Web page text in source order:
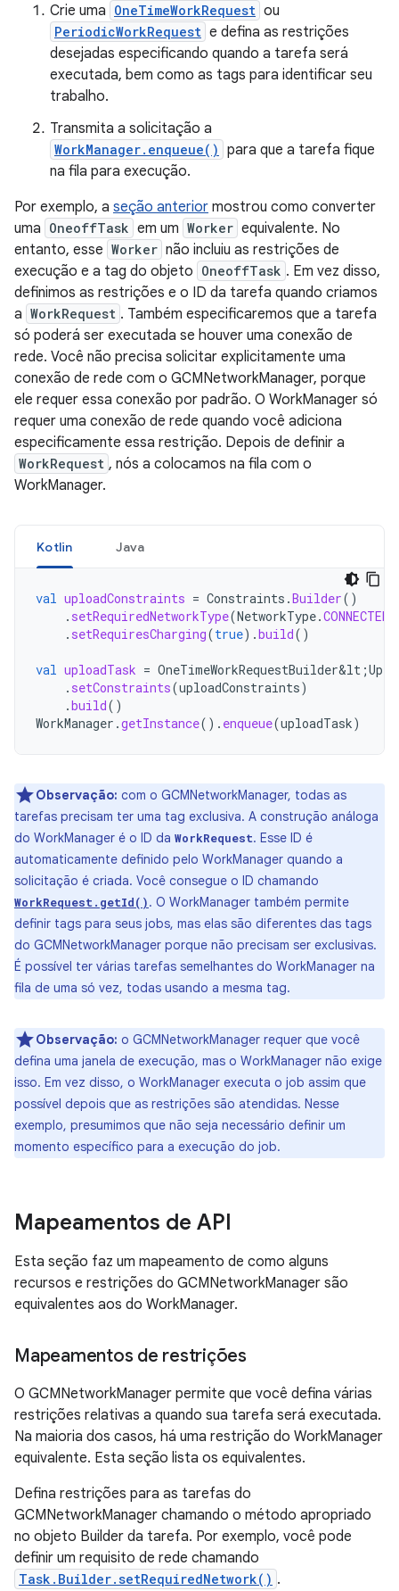
Crie uma OneTimeWorkRequest ou
PeriodicWorkRequest e defina as restrições
desejadas especificando quando a tarefa será
executada, bem como as tags para identificar seu
trabalho.
Transmita a solicitação a
WorkManager.enqueue() para que a tarefa fique
na fila para execução.
Por exemplo, a seção anterior mostrou como converter
uma OneoffTask em um Worker equivalente. No
entanto, esse Worker não incluiu as restrições de
execução e a tag do objeto OneoffTask . Em vez disso,
definimos as restrições e o ID da tarefa quando criamos
a WorkRequest . Também especificaremos que a tarefa
só poderá ser executada se houver uma conexão de
rede. Você não precisa solicitar explicitamente uma
conexão de rede com o GCMNetworkManager, porque
ele requer essa conexão por padrão. O WorkManager só
requer uma conexão de rede quando você adiciona
especificamente essa restrição. Depois de definir a
WorkRequest , nós a colocamos na fila com o
WorkManager.
Kotlin Java
val uploadConstraints = Constraints .Builder()
. setRequiredNetworkType(NetworkType.CONNECTED
. setRequiresCharging(true).build()
val uploadTask = OneTimeWorkRequestBuilder&lt ;
. setConstraints(uploadConstraints)
.build()
WorkManager .getInstance(). enqueue(uploadTask)
Observação: com o GCMNetworkManager, todas as
tarefas precisam ter uma tag exclusiva. A construção análoga
do WorkManager é o ID da WorkRequest. Esse ID é
automaticamente definido pelo WorkManager quando a
solicitação é criada. Você consegue o ID chamando
WorkRequest.getId(). O WorkManager também permite
definir tags para seus jobs, mas elas são diferentes das tags
do GCMNetworkManager porque não precisam ser exclusivas.
É possível ter várias tarefas semelhantes do WorkManager na
fila de uma só vez, todas usando a mesma tag.
Observação: o GCMNetworkManager requer que você
defina uma janela de execução, mas o WorkManager não exige
isso. Em vez disso, o WorkManager executa o job assim que
possível depois que as restrições são atendidas. Nesse
exemplo, presumimos que não seja necessário definir um
momento específico para a execução do job.
Mapeamentos de API
Esta seção faz um mapeamento de como alguns
recursos e restrições do GCMNetworkManager são
equivalentes aos do WorkManager.
Mapeamentos de restrições
O GCMNetworkManager permite que você defina várias
restrições relativas a quando sua tarefa será executada.
Na maioria dos casos, há uma restrição do WorkManager
equivalente. Esta seção lista os equivalentes.
Defina restrições para as tarefas do
GCMNetworkManager chamando o método apropriado
no objeto Builder da tarefa. Por exemplo, você pode
definir um requisito de rede chamando
Task.Builder.setRequiredNetwork() .